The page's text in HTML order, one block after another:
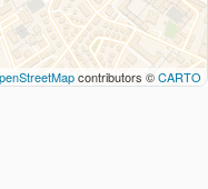
contributors ©CARTO